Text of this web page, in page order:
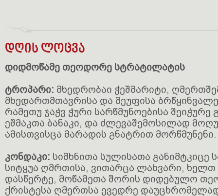
დღის ლოცვა
დიდმოწამე თეოდორე სტრატილატის
ტროპარი: მხედრობაი ჭეშმარიტი,
მხედართმთავრისა და მეუფისა
რამეთუ ჯაჭვ ჭური სარწმუნოებისა
ეშმაკთა ბანაკი, და ძლევაშემოსილად
ამისთვისცა მარადის გნატრით მორწმუნენი.
კონდაკი: სიმხნითა სულისათა განიმტკიცე
სიტყუა ღმრთისა, ვითარცა ლახვარი, ხელთ
დასწერტე, მოწამეთა შორის დიდებულო
ქრისტესა ღმერთსა ევედრე